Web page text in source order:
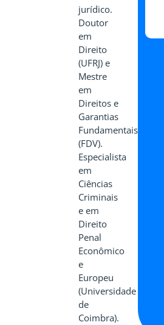
jurídico.
Doutor
em
Direito
(UFRJ) e
Mestre
em
Direitos e
Garantias
Fundamentais
(FDV).
Especialista
em
Ciências
Criminais
e em
Direito
Penal
Econômico
e
Europeu
(Universidade
de
Coimbra).